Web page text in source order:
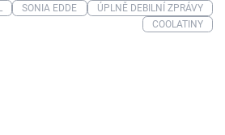
SONIA EDDE
ÚPLNĚ DEBILNÍ ZPRÁVY
COOLATINY